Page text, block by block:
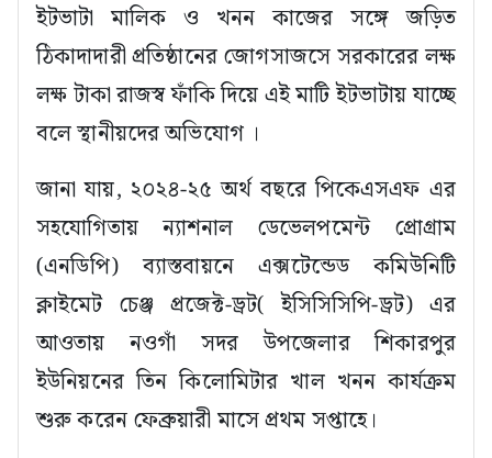
ইটভাটা মালিক ও খনন কাজের সঙ্গে জড়িত
ঠিকাদাদারী প্রতিষ্ঠানের জোগসাজসে সরকারের লক্ষ
লক্ষ টাকা রাজস্ব ফাঁকি দিয়ে এই মাটি ইটভাটায় যাচ্ছে
বলে স্থানীয়দের অভিযোগ ।
‎জানা যায়, ২০২৪-২৫ অর্থ বছরে পিকেএসএফ এর
সহযোগিতায় ন্যাশনাল ডেভেলপমেন্ট প্রোগ্রাম
(এনডিপি) ব্যাস্তবায়নে এক্সটেন্ডেড কমিউনিটি
ক্লাইমেট চেঞ্জ প্রজেক্ট-ড্রট( ইসিসিসিপি-ড্রট) এর
আওতায় নওগাঁ সদর উপজেলার শিকারপুর
ইউনিয়নের তিন কিলোমিটার খাল খনন কার্যক্রম
শুরু করেন ফেব্রুয়ারী মাসে প্রথম সপ্তাহে।